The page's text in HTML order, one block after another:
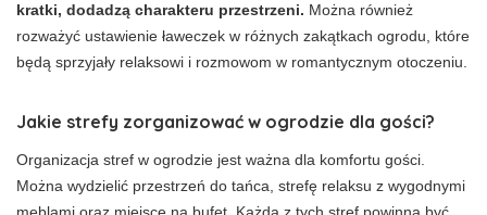
kratki, dodadzą charakteru przestrzeni. Można również
rozważyć ustawienie ławeczek w różnych zakątkach ogrodu, które
będą sprzyjały relaksowi i rozmowom w romantycznym otoczeniu.
Jakie strefy zorganizować w ogrodzie dla gości?
Organizacja stref w ogrodzie jest ważna dla komfortu gości.
Można wydzielić przestrzeń do tańca, strefę relaksu z wygodnymi